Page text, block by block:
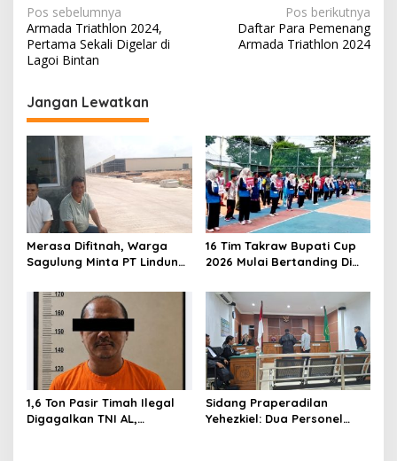
N
a
v
i
g
a
s
i
p
o
s
Pos sebelumnya
Armada Triathlon 2024,
Pertama Sekali Digelar di
Lagoi Bintan
Pos berikutnya
Daftar Para Pemenang
Armada Triathlon 2024
Jangan Lewatkan
Merasa Difitnah, Warga
Sagulung Minta PT Lindung
Perlakuan Merendahkan
Masyarakat
16 Tim Takraw Bupati Cup
2026 Mulai Bertanding Di
1,6 Ton Pasir Timah Ilegal
Digagalkan TNI AL,
Sidang Praperadilan
Yehezkiel: Dua Personel